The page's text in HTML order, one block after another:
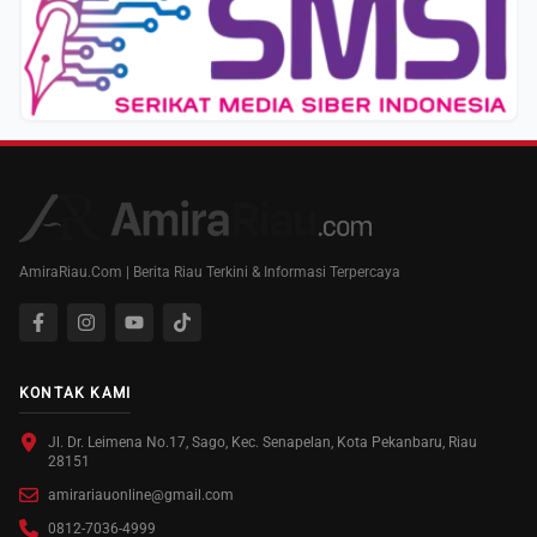
AmiraRiau.Com | Berita Riau Terkini & Informasi Terpercaya
KONTAK KAMI
Jl. Dr. Leimena No.17, Sago, Kec. Senapelan, Kota Pekanbaru, Riau
28151
amirariauonline@gmail.com
0812-7036-4999